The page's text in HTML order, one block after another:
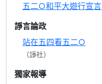
五二○和平大遊行宣言
諍言論政
站在五四看五二○
（諍社）
獨家報導